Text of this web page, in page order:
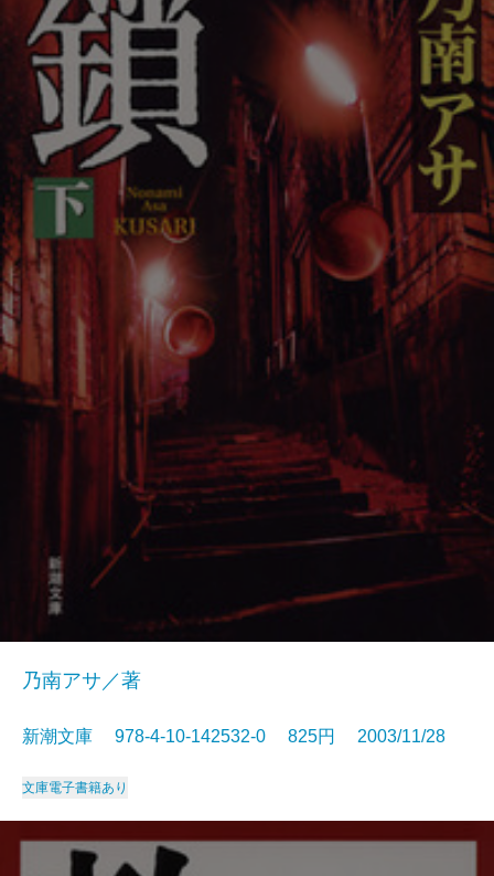
乃南アサ／著
新潮文庫 978-4-10-142532-0 825円 2003/11/28
文庫電子書籍あり